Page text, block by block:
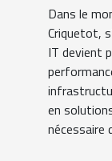
Dans le
Criquetot,
IT devient
en
nécessaire